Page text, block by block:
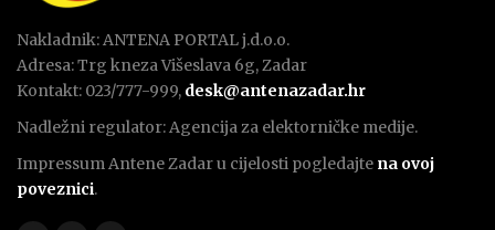
Nakladnik: ANTENA PORTAL j.d.o.o.
Adresa: Trg kneza Višeslava 6g, Zadar
Kontakt: 023/777-999, desk@antenazadar.hr
Nadležni regulator: Agencija za elektorničke medije.
Impressum Antene Zadar u cijelosti pogledajte na ovoj
poveznici.